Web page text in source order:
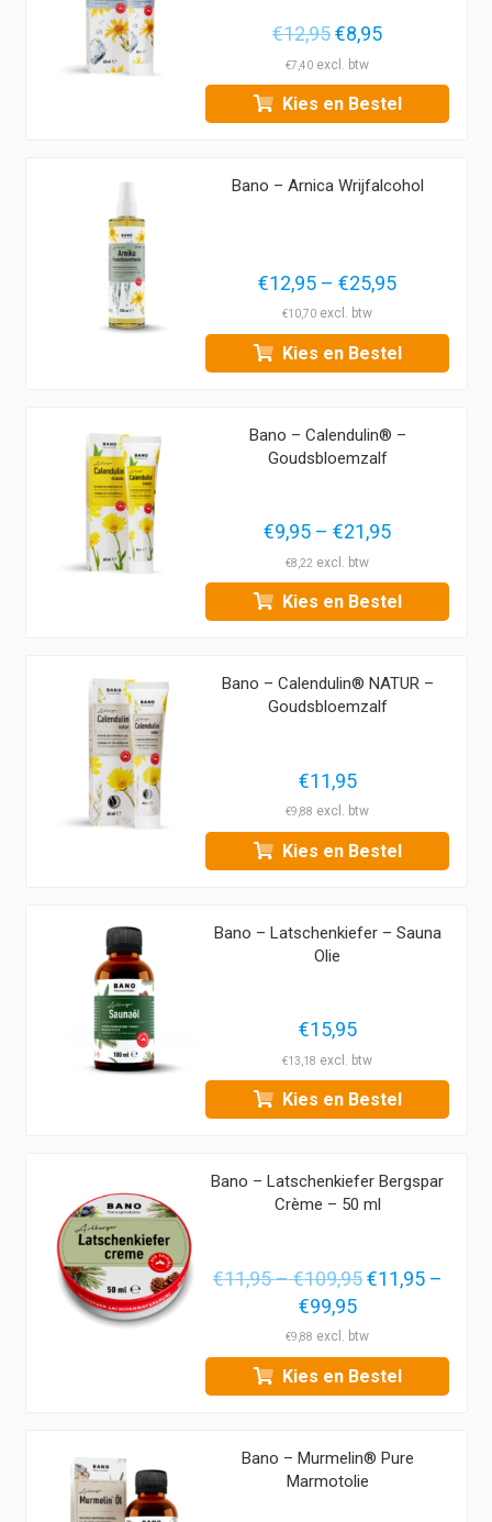
€12,95Oorspronkelijke
prijs
was:
€12,95.
€8,95Huidige
is:
€8,95.
€7,40
Kies en Bestel
Bano – Arnica Wrijfalcohol
€12,95 – €25,95
tot
€25,95
€10,70
Kies en Bestel
Bano – Calendulin® –
Goudsbloemzalf
€9,95 – €21,95Prijsklasse:
tot
€21,95
€8,22
Kies en Bestel
Bano – Calendulin® NATUR –
Goudsbloemzalf
€11,95
€9,88
Kies en Bestel
Bano – Latschenkiefer – Sauna
Olie
€15,95
€13,18
Kies en Bestel
Bano – Latschenkiefer Bergspar
Crème – 50 ml
€11,95–€109,95Prijsklasse:
tot
€109,95
was:
€11,95
–
tot
€11,95 –
€99,95Prijsklasse:
€11,95
tot
€99,95
Huidige
prijs
is:
€11,95
€11,95
€9,88
Kies en Bestel
Bano – Murmelin® Pure
Marmotolie